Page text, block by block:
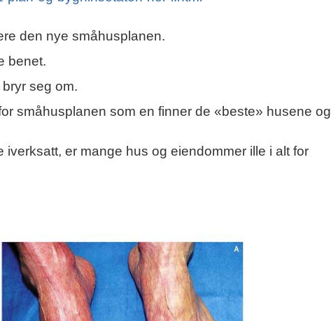
den nye småhusplanen.
benet.
seg om.
småhusplanen som en finner de «beste» husene og
er mange hus og eiendommer ille i alt for